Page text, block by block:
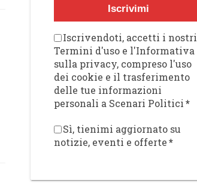
Iscrivimi
Iscrivendoti, accetti i nostri
Termini d'uso e l'Informativa
sulla privacy, compreso l'uso
dei cookie e il trasferimento
delle tue informazioni
personali a Scenari Politici *
Sì, tienimi aggiornato su
notizie, eventi e offerte *